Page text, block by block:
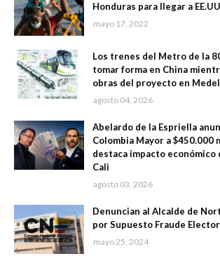
Honduras para llegar a
mayo 17, 2022
Los trenes del Metro de la
tomar forma en China
obras del proyecto en
agosto 04, 2026
Abelardo de la Espriella
Colombia Mayor a $450.000
destaca impacto económico
Cali
agosto 03, 2026
Denuncian al Alcalde de
por Supuesto Fraude
mayo 25, 2024